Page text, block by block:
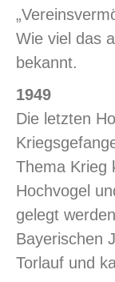
Wie viel das
bekannt.
1949
Die letzten
Thema Krieg
Hochvogel
gelegt
Bayerischen
Torlauf und